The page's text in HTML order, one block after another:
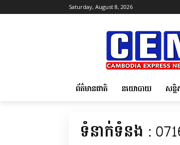
Saturday, August 8, 2026
ព័ត៌មានជាតិ នយោបាយ សន្
ទំនាក់ទំនង :